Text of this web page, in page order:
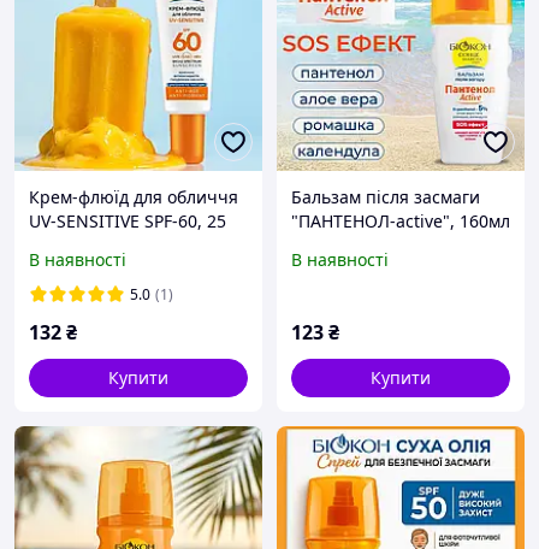
Крем-флюїд для обличчя
UV-SENSITIVE SPF-60, 25
В наявності
5.0 (1)
132₴
Купити
Бальзам після засмаги
"ПАНТЕНОЛ-active", 160мл
В наявності
123₴
Купити